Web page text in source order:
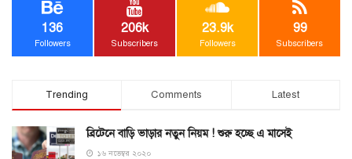
136
Followers
206k
Subscribers
23.9k
Followers
99
Subscribers
Trending Comments Latest
ব্রিটেনে বাড়ি ভাড়ার নতুন নিয়ম ! শুরু হচ্ছে এ মাসেই
১৬ নভেম্বর ২০২০